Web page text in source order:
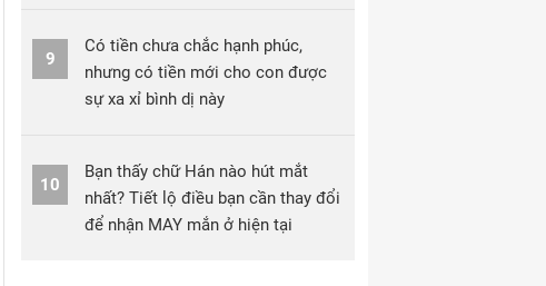
9
Có tiền chưa chắc hạnh phúc,
nhưng có tiền mới cho con được
sự xa xỉ bình dị này
10
Bạn thấy chữ Hán nào hút mắt
nhất? Tiết lộ điều bạn cần thay đổi
để nhận MAY mắn ở hiện tại